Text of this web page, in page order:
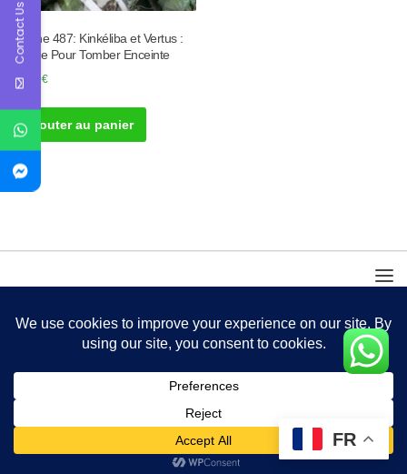
Tisane 487: Kinkéliba et Vertus :
Plante Pour Tomber Enceinte
20.00€
Ajouter au panier
FR
Contact Us